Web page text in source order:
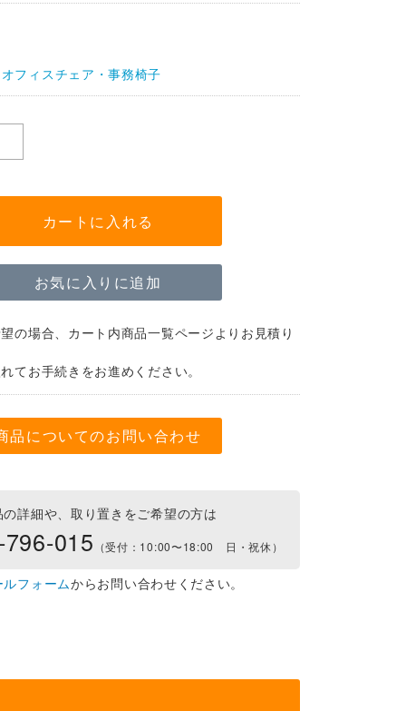
オフィスチェア・事務椅子
カートに入れる
お気に入りに追加
の場合、カート内商品一覧ページよりお見積り
てお手続きをお進めください。
品についてのお問い合わせ
の詳細や、取り置きをご希望の方は
015 （受付：10:00〜18:00 日・祝休）
ルフォームからお問い合わせください。